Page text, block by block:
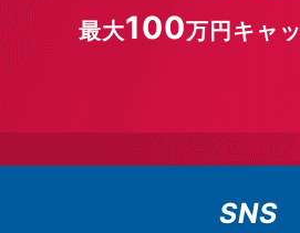
最大100万円キャ
SNS